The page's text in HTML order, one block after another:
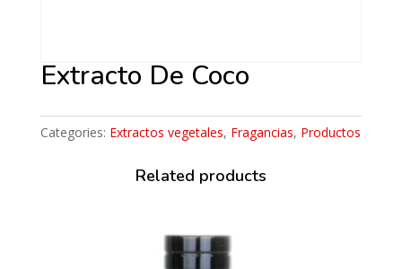
Extracto De Coco
Categories: Extractos vegetales, Fragancias, Productos
Related products